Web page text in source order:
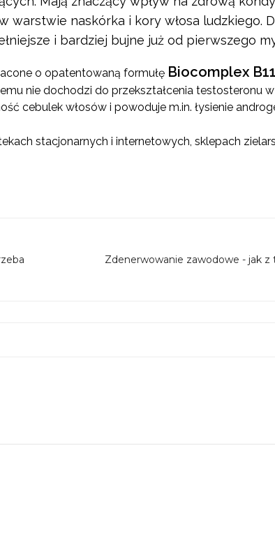
warstwie naskórka i kory włosa ludzkiego.
i bardziej bujne już od pierwszego
o opatentowaną formułę Biocomplex B11
nie dochodzi do przekształcenia testosteronu w
cebulek włosów i powoduje m.in. łysienie
stacjonarnych i internetowych, sklepach
Zdenerwowanie zawodowe - jak z